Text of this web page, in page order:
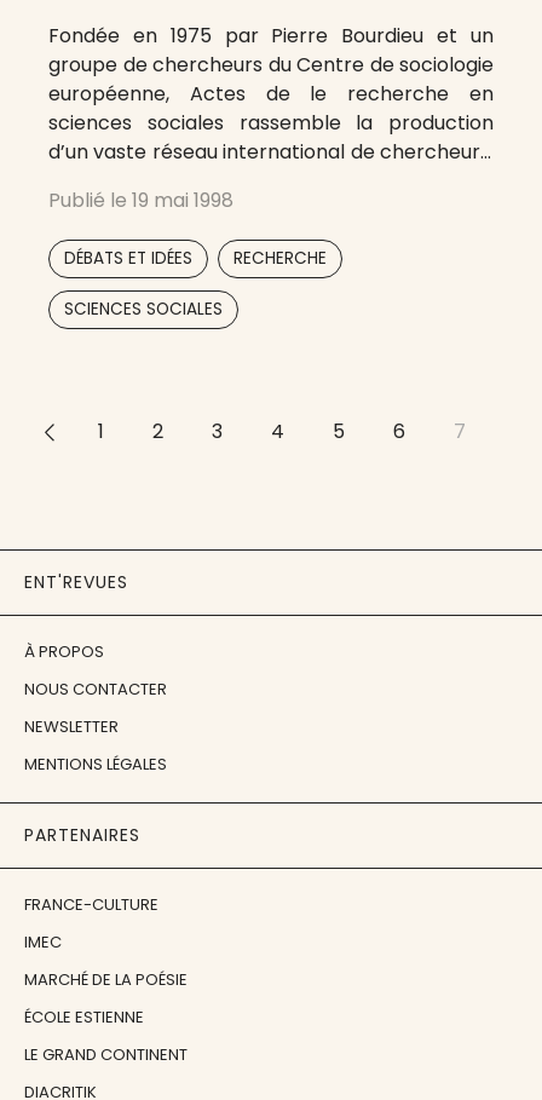
Fondée en 1975 par Pierre Bourdieu et un
groupe de chercheurs du Centre de sociologie
européenne, Actes de le recherche en
sciences sociales rassemble la production
d’un vaste réseau international de chercheurs.
achevées ou en cours, en sociologie et dans
les disciplines voisines (histoire sociale,
sociolinguistique, économie politique,
Publié le 19 mai 1998
DÉBATS ET IDÉES RECHERCHE
SCIENCES SOCIALES
<< 1 2 3 4 5 6 7
ENT'REVUES
À PROPOS
NOUS CONTACTER
NEWSLETTER
MENTIONS LÉGALES
PARTENAIRES
FRANCE-CULTURE
IMEC
MARCHÉ DE LA POÉSIE
ÉCOLE ESTIENNE
LE GRAND CONTINENT
DIACRITIK